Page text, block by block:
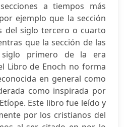
a tiempos más
ejemplo que la sección
del siglo tercero o cuarto
que la sección de las
siglo primero de la era
Libro de Enoch no forma
en general como
como inspirada por
Este libro fue leído y
por los cristianos del